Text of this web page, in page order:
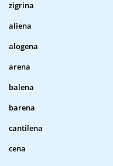
zigrina
aliena
alogena
arena
balena
barena
cantilena
cena